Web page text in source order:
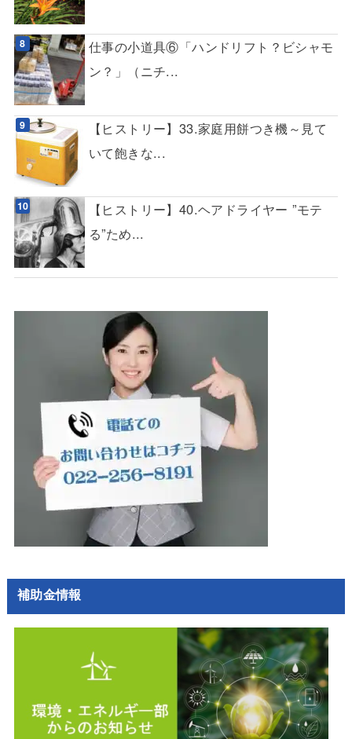
仕事の小道具⑥「ハンドリフト？ビシャモ
ン？」（ニチ...
【ヒストリー】33.家庭用餅つき機～見て
いて飽きな...
【ヒストリー】40.ヘアドライヤー ”モテ
る”ため...
補助金情報